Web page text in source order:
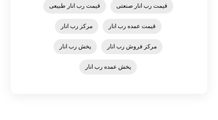
قیمت رب انار صنعتی قیمت رب انار طبیعی
قیمت عمده رب انار مرکز رب انار
مرکز فروش رب انار پخش رب انار
پخش عمده رب انار